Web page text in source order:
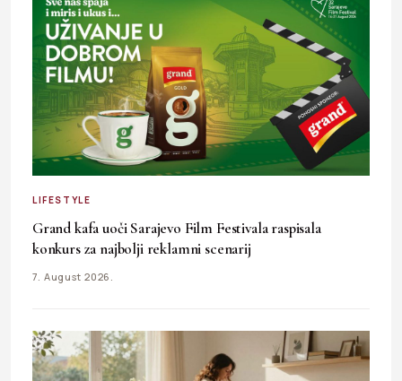
LIFESTYLE
Grand kafa uoči Sarajevo Film Festivala raspisala
konkurs za najbolji reklamni scenarij
7. August 2026.